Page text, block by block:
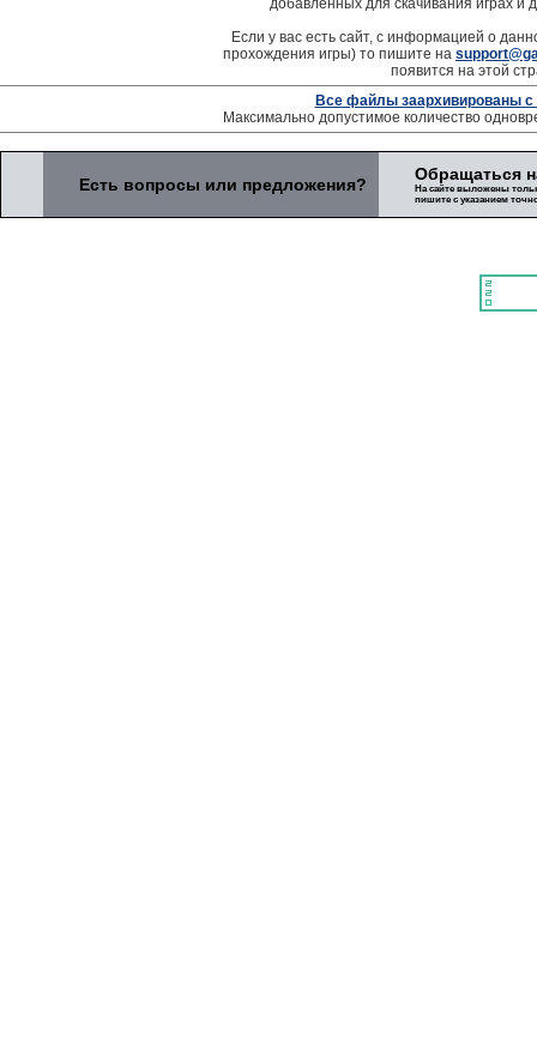
добавленных для скачивания играх и
Если у вас есть сайт, с информацией о
прохождения игры) то пишите на
появится на этой
Все файлы заархивированы
Максимально допустимое количество
Есть вопросы или предложения?
Обращаться
На сайте выложены
пишите с указанием